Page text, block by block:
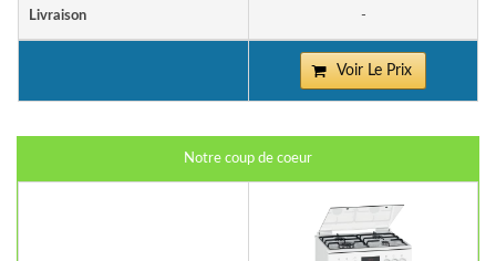
Livraison -
Voir Le Prix
Notre coup de coeur